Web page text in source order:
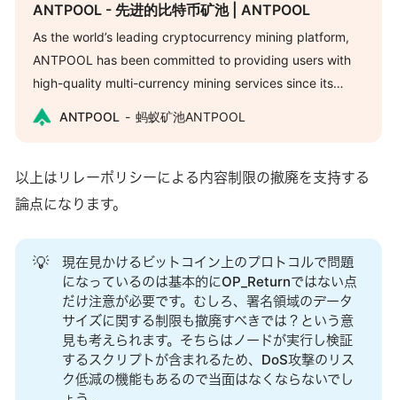
ANTPOOL - 先进的比特币矿池 | ANTPOOL
As the world’s leading cryptocurrency mining platform,
ANTPOOL has been committed to providing users with
high-quality multi-currency mining services since its
establishment in 2014, currently supports
BTC,BCH,LTC,ETH,ETC,ZEC,DASH,DCR,RVN,DGB,CKB. At
‘code block’ services, which can be customized to provide
professional one-stop diversified services according to
for the PoW community.
ANTPOOL 蚂蚁矿池ANTPOOL
以上はリレーポリシーによる内容制限の撤廃を支持する
論点になります。
💡
現在見かけるビットコイン上のプロトコルで問題
になっているのは基本的にOP_Returnではない点
だけ注意が必要です。むしろ、署名領域のデータ
サイズに関する制限も撤廃すべきでは？という意
見も考えられます。そちらはノードが実行し検証
するスクリプトが含まれるため、DoS攻撃のリス
ク低減の機能もあるので当面はなくならないでし